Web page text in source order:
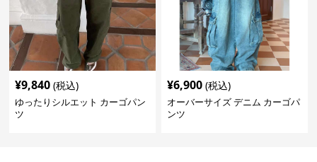
¥9,840 (税込)
ゆったりシルエット カーゴパン
ツ
¥6,900 (税込)
オーバーサイズ デニム カーゴパ
ンツ